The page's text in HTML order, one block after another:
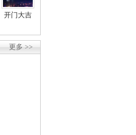
开门大吉
更多 >>